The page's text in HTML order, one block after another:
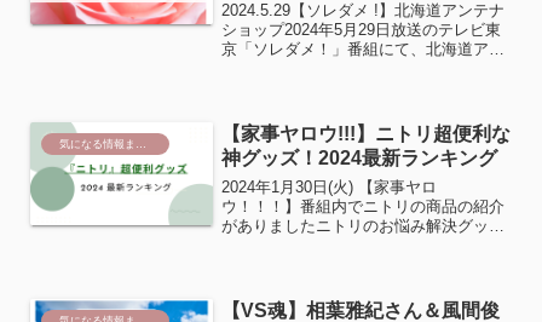
2024.5.29【ソレダメ !】北海道アンテナ
ショップ2024年5月29日放送のテレビ東
京「ソレダメ！」番組にて、北海道アン
【家事ヤロウ!!!】ニトリ超便利な
神グッズ！2024最新ランキング
2024年1月30日(火) 【家事ヤロ
ウ！！！】番組内でニトリの商品の紹介
がありましたニトリのお悩み解決グッズ
【VS魂】相葉雅紀さん＆風間俊